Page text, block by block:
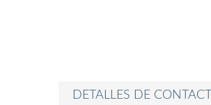
DETALLES DE